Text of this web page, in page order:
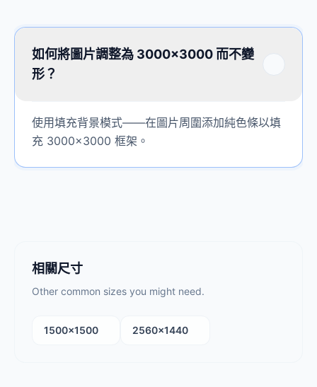
如何將圖片調整為 3000×3000 而不變
形？
使用填充背景模式——在圖片周圍添加純色條以填
充 3000×3000 框架。
相關尺寸
Other common sizes you might need.
1500×1500 2560×1440